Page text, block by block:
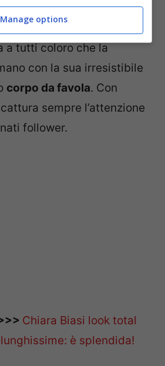
Chiara Biasi
a tutti coloro che la
con la sua irresistibile
corpo da favola. Con
sempre l’attenzione
follower.
Chiara Biasi look total
è splendida!
Manage options